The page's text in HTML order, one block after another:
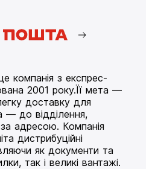
компанія з експрес-
2001 року.Її мета —
доставку для
— до відділення,
адресою. Компанія
дистрибуційні
як документи та
так і великі вантажі.